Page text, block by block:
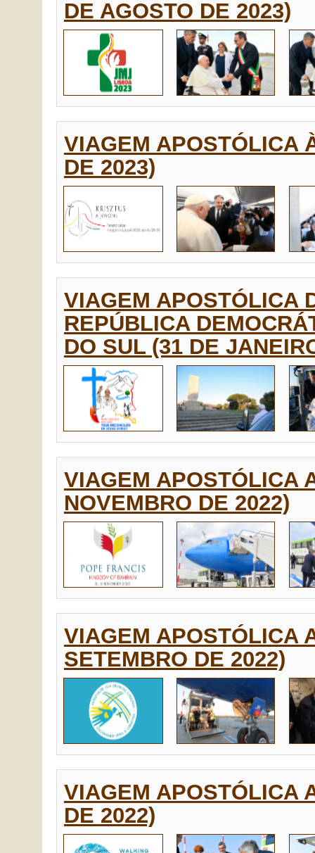
DE AGOSTO DE 2023)
VIAGEM APOSTÓLICA
DE 2023)
VIAGEM APOSTÓLICA
REPÚBLICA
DO SUL (31 DE
VIAGEM APOSTÓLICA
NOVEMBRO DE 2022)
VIAGEM APOSTÓLICA
SETEMBRO DE 2022)
VIAGEM APOSTÓLICA
DE 2022)